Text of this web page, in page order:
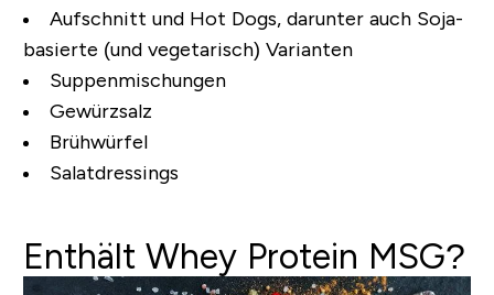
Aufschnitt und Hot Dogs, darunter auch Soja-
basierte (und vegetarisch) Varianten
Suppenmischungen
Gewürzsalz
Brühwürfel
Salatdressings
Enthält Whey Protein MSG?